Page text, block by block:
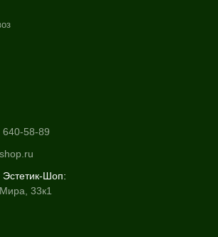
640-58-89
Эстетик-Шоп:
33к1